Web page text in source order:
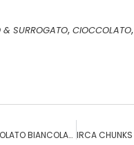
SURROGATO, CIOCCOLATO,
DOMORI CIOCCOLATO BIANCOLATTE 35%